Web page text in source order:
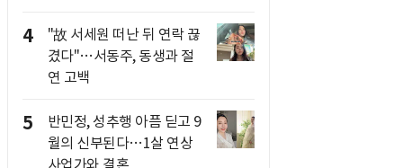
4
"故 서세원 떠난 뒤 연락 끊
겼다"…서동주, 동생과 절
연 고백
5
반민정, 성추행 아픔 딛고 9
월의 신부된다…1살 연상
사업가와 결혼